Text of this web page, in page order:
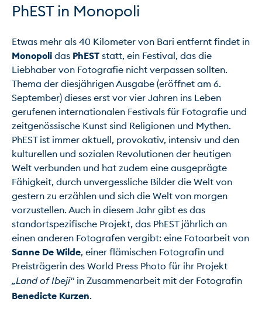
PhEST in Monopoli
Monopoli das PhEST statt, ein Festival, das die
Liebhaber von Fotografie nicht verpassen sollten.
Thema der diesjährigen Ausgabe (eröffnet am 6.
September) dieses erst vor vier Jahren ins Leben
gerufenen internationalen Festivals für Fotografie und
zeitgenössische Kunst sind Religionen und Mythen.
PhEST ist immer aktuell, provokativ, intensiv und den
kulturellen und sozialen Revolutionen der heutigen
Welt verbunden und hat zudem eine ausgeprägte
Fähigkeit, durch unvergessliche Bilder die Welt von
gestern zu erzählen und sich die Welt von morgen
vorzustellen. Auch in diesem Jahr gibt es das
standortspezifische Projekt, das PhEST jährlich an
Sanne De Wilde, einer flämischen Fotografin und
„Land of Ibeji"
Benedicte Kurzen.